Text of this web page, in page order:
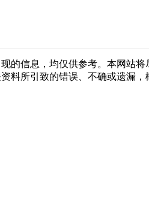
信息，均仅供参考。本网站
所引致的错误、不确或遗漏